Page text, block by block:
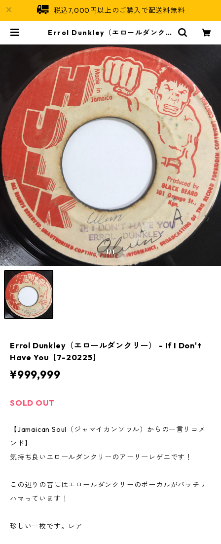
税込7,000円以上のご購入で配送料無料
Errol Dunkley（エロールダンクリ
0225】 | Jamaican Soul
1/1
Errol Dunkley（エロールダンクリー） - If I Don't
Have You【7-20225】
¥999,999
SOLD OUT
【Jamaican Soul（ジャマイカンソウル）からの一言リコメ
ンド】
気持ち良いエロールダンクリーのアーリーレゲエです！
この辺りの音にはエロールダンクリーのボーカルがバッチリ
ハマっています！
珍しい一枚です。レア